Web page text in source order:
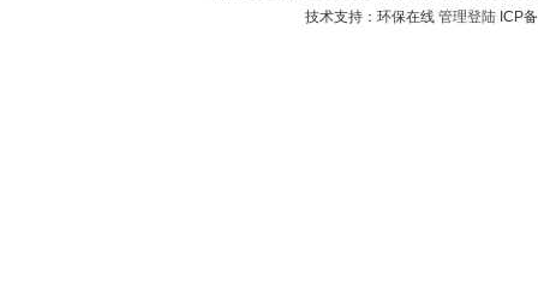
技术支持：环保在线 管理登陆 ICP